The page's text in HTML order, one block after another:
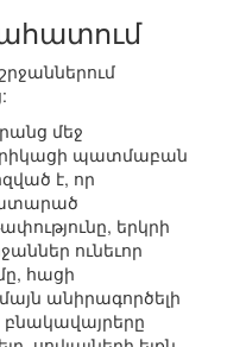
մեջ
պատմաբան
է, որ
երկրի
ունեւոր
հացի
անիրագործելի